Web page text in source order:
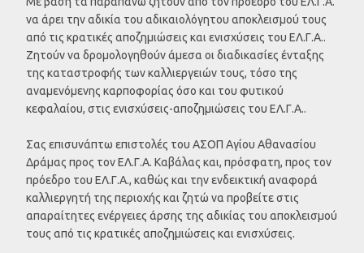
να άρει την αδικία του αδικαιολόγητου αποκλεισμού τους
από τις κρατικές αποζημιώσεις και ενισχύσεις του ΕΛ.Γ.Α..
Ζητούν να δρομολογηθούν άμεσα οι διαδικασίες ένταξης
της καταστροφής των καλλιεργειών τους, τόσο της
αναμενόμενης καρποφορίας όσο και του φυτικού
κεφαλαίου, στις ενισχύσεις-αποζημιώσεις του ΕΛ.Γ.Α..
Σας επισυνάπτω επιστολές του ΑΣΟΠ Αγίου Αθανασίου
Δράμας προς τον ΕΛ.Γ.Α. Καβάλας και, πρόσφατη, προς τον
πρόεδρο του ΕΛ.Γ.Α., καθώς και την ενδεικτική αναφορά
καλλιεργητή της περιοχής και ζητώ να προβείτε στις
απαραίτητες ενέργειες άρσης της αδικίας του αποκλεισμού
τους από τις κρατικές αποζημιώσεις και ενισχύσεις.